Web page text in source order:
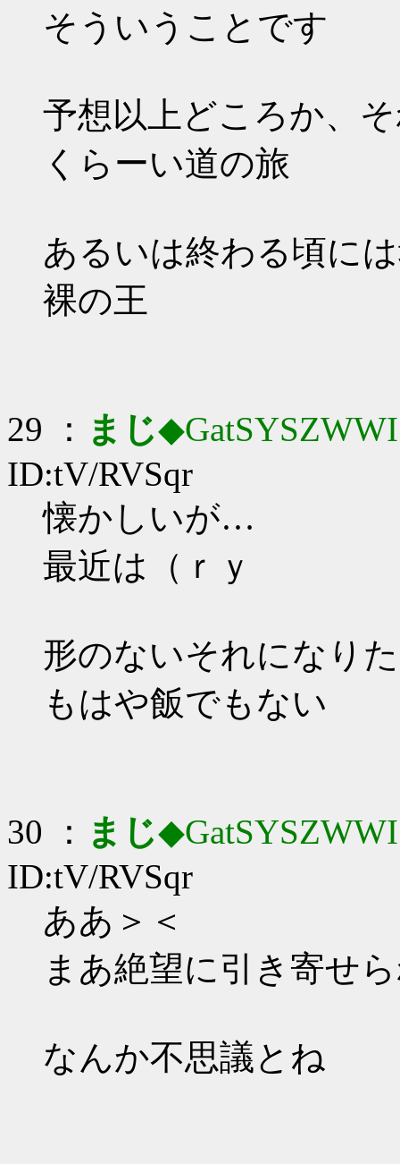
そういうことです
予想以上どころか、
くらーい道の旅
あるいは終わる頃に
裸の王
29 ： まじ◆GatSYSZWWI
ID:tV/RVSqr
懐かしいが…
最近は（ｒｙ
形のないそれになり
もはや飯でもない
30 ： まじ◆GatSYSZWWI
ID:tV/RVSqr
ああ＞＜
まあ絶望に引き寄せ
なんか不思議とね